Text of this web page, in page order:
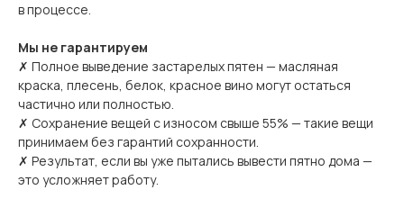
в процессе.
Мы не гарантируем
✗ Полное выведение застарелых пятен — масляная
краска, плесень, белок, красное вино могут остаться
частично или полностью.
✗ Сохранение вещей с износом свыше 55% — такие вещи
принимаем без гарантий сохранности.
✗ Результат, если вы уже пытались вывести пятно дома —
это усложняет работу.